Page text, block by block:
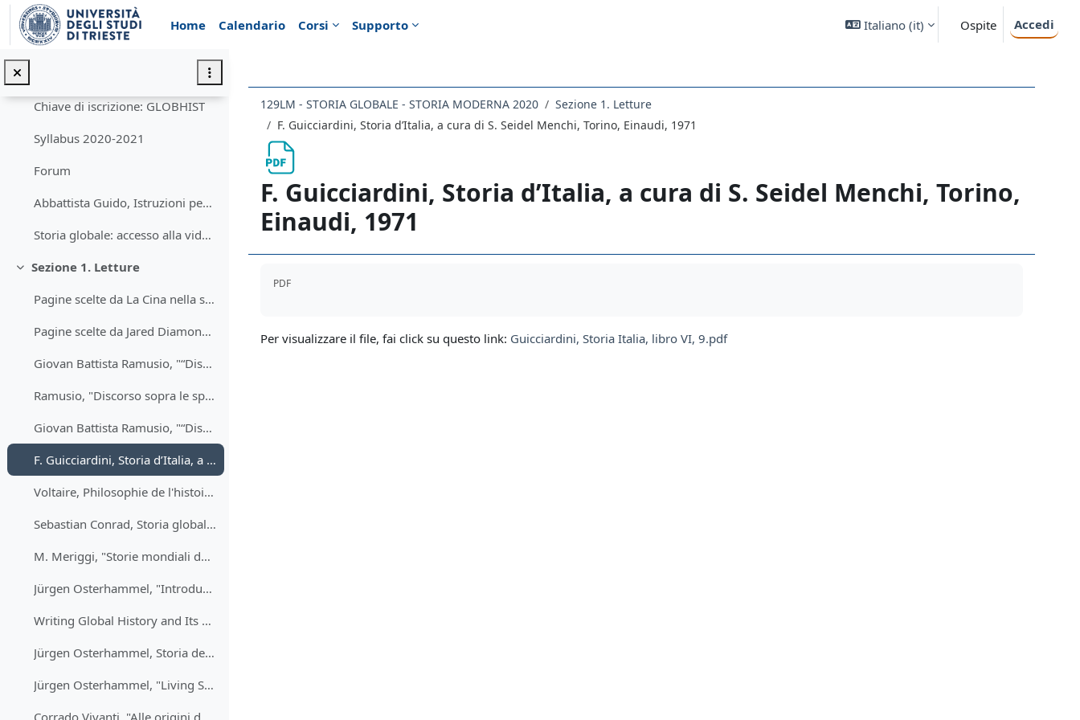
Vai al contenuto principale
Home
Calendario Corsi Supporto Italiano ‎(it)‎ Ospite Accedi
Minimizza
Sezione introduttiva. Titolo del corso 2020-2021
Chiave di iscrizione: GLOBHIST
Syllabus 2020-2021
Forum
Abbattista Guido, Istruzioni per la redazione di relazioni, tesine e tesi
Storia globale: accesso alla videoregistrazione delle lezioni su Stream
Minimizza
Sezione 1. Letture
Pagine scelte da La Cina nella storia globale
Pagine scelte da Jared Diamond, Armi, acciaio e malattie (1997)
Giovan Battista Ramusio, "“Discorso notabile sopra varii viaggi per li quali sono state condotte fino a’ tempi nostri le spezierie e altri nuovi che se potriano usare per condurle” (1554)
Ramusio, "Discorso sopra le spezierie" (1554)
Giovan Battista Ramusio, "“Discorso notabile sopra varii viaggi per li quali sono state condotte fino a’ tempi nostri le spezierie e altri nuovi che se potriano usare per condurle” (1554)
F. Guicciardini, Storia d’Italia, a cura di S. Seidel Menchi, Torino, Einaudi, 1971
Voltaire, Philosophie de l'histoire (1765)
Sebastian Conrad, Storia globale. Un'introduzione (Roma, Carocci, 2015)
M. Meriggi, "Storie mondiali dell’Ottocento" (2010)
Jürgen Osterhammel, "Introduction" a The Transformation of the World. A Global History of the Nineteenth Century (2014)
Writing Global History and Its Challenges—A Workshop with Jürgen Osterhammel and Geoffrey Parker
Jürgen Osterhammel, Storia della Cina moderna, Torino, Einaudi, 1989, capitoli scelti
Jürgen Osterhammel, "Living Standards. Risk and Security in Material Life", chapt. 5 di The Transformation of the World (2014)
129LM - STORIA GLOBALE - STORIA MODERNA 2020
Sezione 1. Letture
F. Guicciardini, Storia d’Italia, a cura di S. Seidel Menchi, Torino, Einaudi, 1971
F. Guicciardini, Storia d’Italia, a cura di S. Seidel Menchi, Torino,
Einaudi, 1971
PDF
Per visualizzare il file, fai click su questo link: Guicciardini, Storia Italia, libro VI, 9.pdf